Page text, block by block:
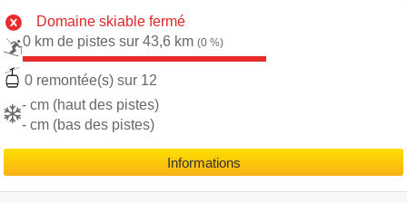
Domaine skiable fermé
0 km de pistes sur 43,6 km (0 %)
0 remontée(s) sur 12
- cm (haut des pistes)
- cm (bas des pistes)
Informations